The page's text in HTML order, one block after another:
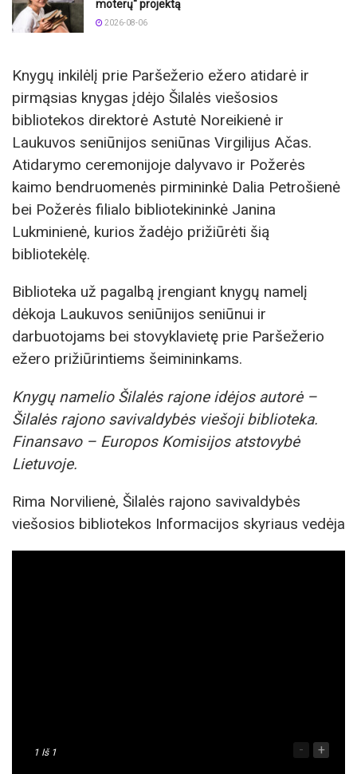
moterų“ projektą
2026-08-06
Knygų inkilėlį prie Paršežerio ežero atidarė ir
pirmąsias knygas įdėjo Šilalės viešosios
bibliotekos direktorė Astutė Noreikienė ir
Laukuvos seniūnijos seniūnas Virgilijus Ačas.
Atidarymo ceremonijoje dalyvavo ir Požerės
kaimo bendruomenės pirmininkė Dalia Petrošienė
bei Požerės filialo bibliotekininkė Janina
Lukminienė, kurios žadėjo prižiūrėti šią
bibliotekėlę.
Biblioteka už pagalbą įrengiant knygų namelį
dėkoja Laukuvos seniūnijos seniūnui ir
darbuotojams bei stovyklavietę prie Paršežerio
ežero prižiūrintiems šeimininkams.
Knygų namelio Šilalės rajone idėjos autorė –
Šilalės rajono savivaldybės viešoji biblioteka.
Finansavo – Europos Komisijos atstovybė
Lietuvoje.
Rima Norvilienė, Šilalės rajono savivaldybės
viešosios bibliotekos Informacijos skyriaus vedėja
1 Iš 1 - +